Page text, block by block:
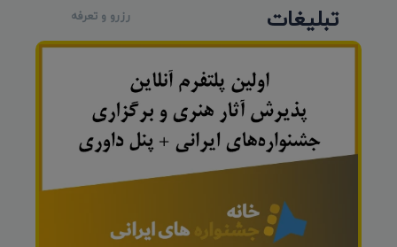
تبلیغات رزرو و تعرفه